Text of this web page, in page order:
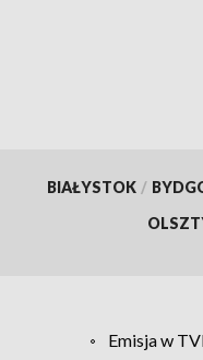
BIAŁYSTOK /
Emisja w